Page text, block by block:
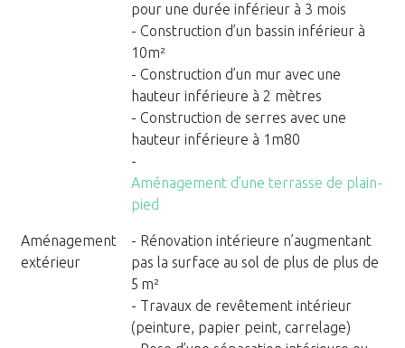
pour une durée inférieur à 3 mois
- Construction d’un bassin inférieur à
10m²
- Construction d’un mur avec une
hauteur inférieure à 2 mètres
- Construction de serres avec une
hauteur inférieure à 1m80
-
Aménagement d’une terrasse de plain-
pied
Aménagement
extérieur
- Rénovation intérieure n’augmentant
pas la surface au sol de plus de plus de
5 m²
- Travaux de revêtement intérieur
(peinture, papier peint, carrelage)